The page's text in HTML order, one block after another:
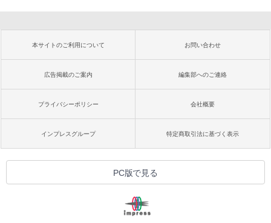
本サイトのご利用について お問い合わせ
広告掲載のご案内 編集部へのご連絡
プライバシーポリシー 会社概要
インプレスグループ 特定商取引法に基づく表示
PC版で見る